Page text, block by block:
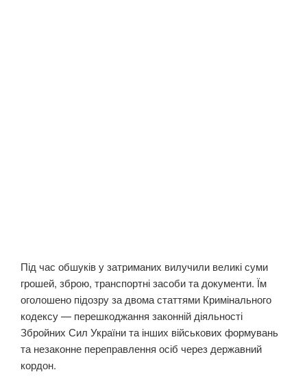
Під час обшуків у затриманих вилучили великі суми
грошей, зброю, транспортні засоби та документи. Їм
оголошено підозру за двома статтями Кримінального
кодексу — перешкоджання законній діяльності
Збройних Сил України та інших військових формувань
та незаконне переправлення осіб через державний
кордон.